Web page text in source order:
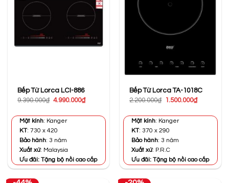
Bếp Từ Lorca LCI-886
9.390.000₫ Giá
9.390.000₫.
4.990.000₫Giá
Mặt kính: Kanger
KT: 730 x 420
Bảo hành: 3 năm
Xuất xứ: Malaysia
Ưu đãi: Tặng bộ nồi cao cấp
Bếp Từ Lorca TA-1018C
2.200.000₫
Giá
2.200.000₫.
1.500.000₫Giá
Mặt kính: Kanger
KT: 370 x 290
Bảo hành: 3 năm
Xuất xứ: P.R.C
Ưu đãi: Tặng bộ nồi cao cấp